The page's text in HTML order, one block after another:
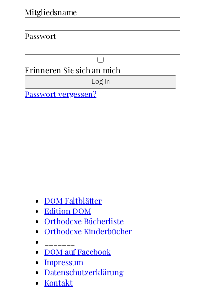
Mitgliedsname
Passwort
Erinneren Sie sich an mich
Passwort vergessen?
DOM Faltblätter
Edition DOM
Orthodoxe Bücherliste
Orthodoxe Kinderbücher
DOM auf Facebook
Impressum
Datenschutzerklärung
Kontakt